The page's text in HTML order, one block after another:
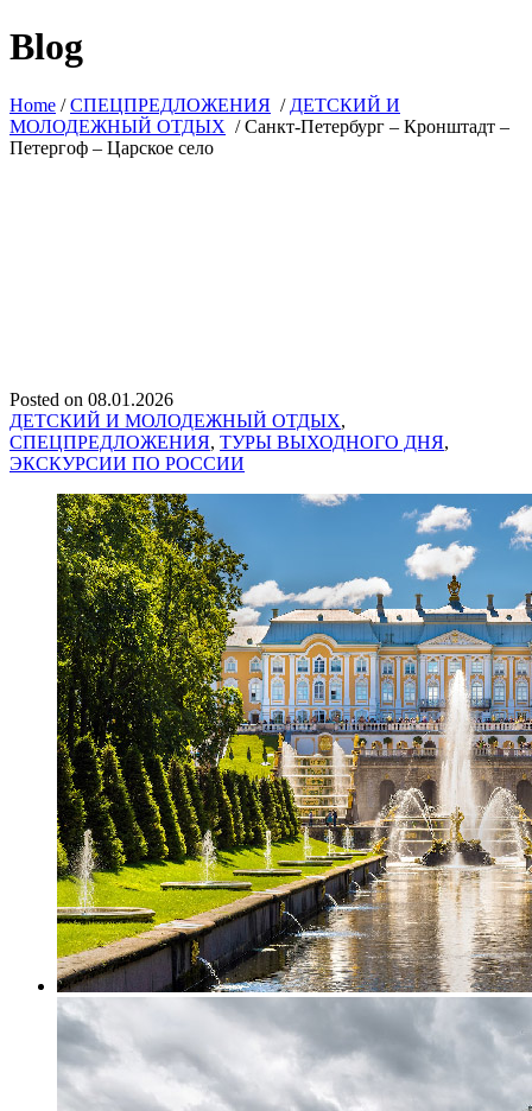
Blog
Home /СПЕЦПРЕДЛОЖЕНИЯ / ДЕТСКИЙ И
МОЛОДЕЖНЫЙ ОТДЫХ /Санкт-Петербург – Кронштадт –
Петергоф – Царское село
Posted on 08.01.2026
ДЕТСКИЙ И МОЛОДЕЖНЫЙ ОТДЫХ,
СПЕЦПРЕДЛОЖЕНИЯ, ТУРЫ ВЫХОДНОГО ДНЯ,
ЭКСКУРСИИ ПО РОССИИ